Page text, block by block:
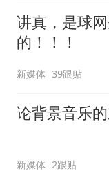
讲真，是球
的！！！
新媒体 39跟贴
论背景音乐的
新媒体 2跟贴